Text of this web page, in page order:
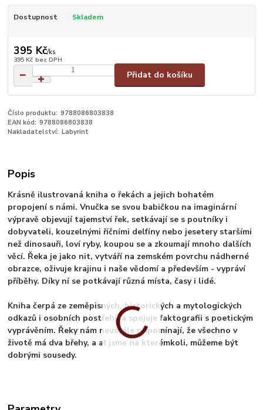
Dostupnost Skladem
395 Kč/ks
395 Kč bez DPH
Přidat do košíku
Číslo produktu: 9788086803838
EAN kód: 9788086803838
Nakladatelství: Labyrint
Popis
Krásně ilustrovaná kniha o řekách a jejich bohatém
propojení s námi. Vnučka se svou babičkou na imaginární
výpravě objevují tajemství řek, setkávají se s poutníky i
dobyvateli, kouzelnými říčními delfíny nebo jesetery staršími
než dinosauři, loví ryby, koupou se a zkoumají mnoho dalších
věcí. Řeka je jako nit, vytváří na zemském povrchu nádherné
obrazce, oživuje krajinu i naše vědomí a především - vypráví
příběhy. Díky ní se potkávají různá místa, časy i lidé.
Kniha čerpá ze zeměpisných, historických a mytologických
odkazů i osobních postřehů a spojuje faktografii s poetickým
vyprávěním. Řeky nám neustále připomínají, že všechno v
životě má dva břehy, a ať jsme na kterémkoli, můžeme být
dobrými sousedy.